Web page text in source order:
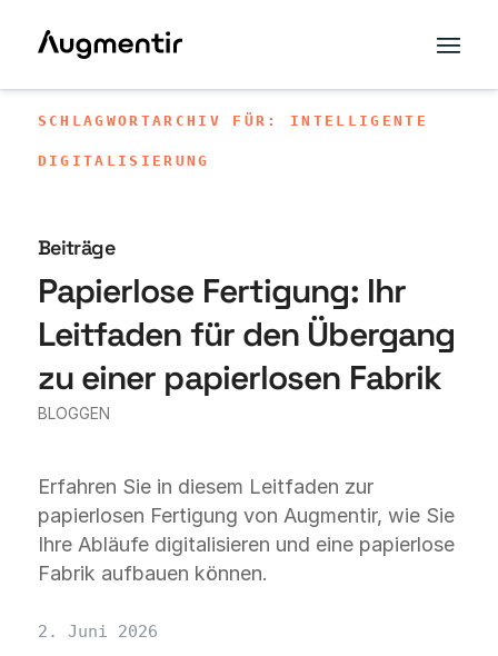
SCHLAGWORTARCHIV FÜR: INTELLIGENTE
DIGITALISIERUNG
Beiträge
Papierlose Fertigung: Ihr
Leitfaden für den Übergang
zu einer papierlosen Fabrik
BLOGGEN
Erfahren Sie in diesem Leitfaden zur
papierlosen Fertigung von Augmentir, wie Sie
Ihre Abläufe digitalisieren und eine papierlose
Fabrik aufbauen können.
2. Juni 2026